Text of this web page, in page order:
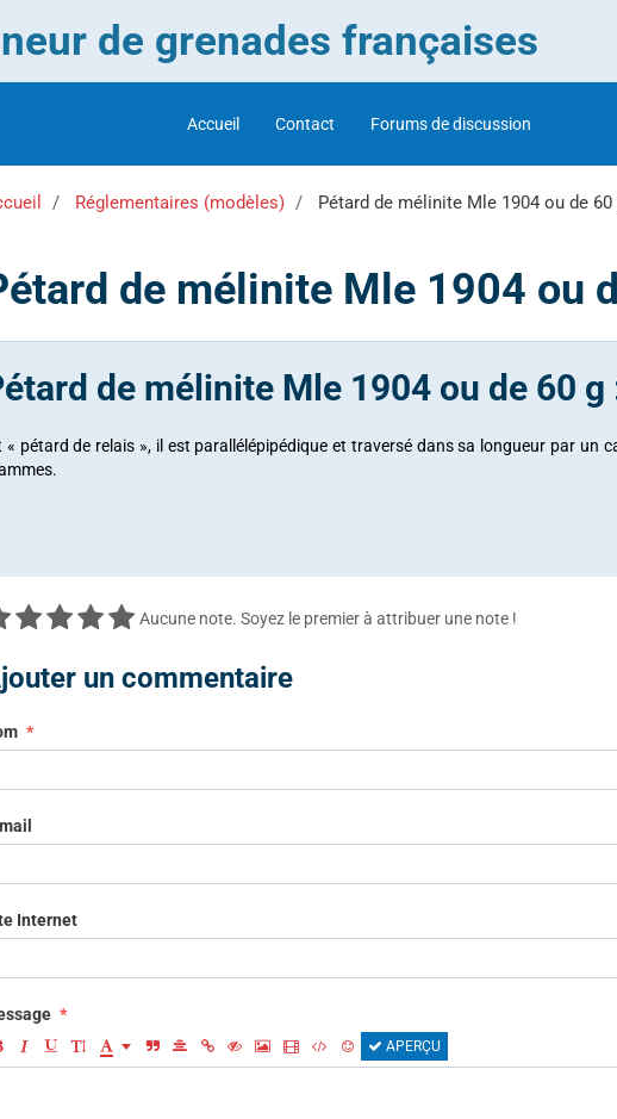
de grenades françaises
Accueil Contact Forums de discussion
Réglementaires (modèles) Pétard de mélinite Mle 1904 ou de 60
de mélinite Mle 1904 ou
de mélinite Mle 1904 ou de 60 g
« pétard de relais », il est parallélépipédique et traversé dans sa longueur par un
Aucune note. Soyez le premier à attribuer une note !
un commentaire
Internet
APERÇU